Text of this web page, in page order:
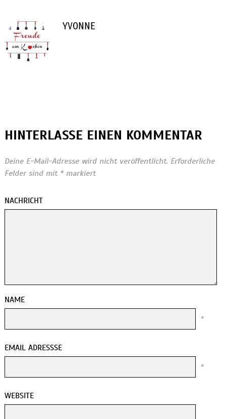
YVONNE
HINTERLASSE EINEN KOMMENTAR
Deine E-Mail-Adresse wird nicht veröffentlicht. Erforderliche
Felder sind mit *markiert
NACHRICHT
NAME
*
EMAIL ADRESSSE
*
WEBSITE